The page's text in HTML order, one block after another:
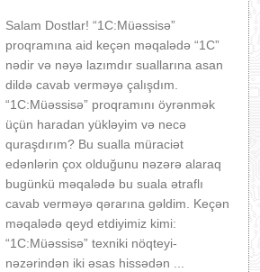
Salam Dostlar! “1C:Müəssisə”
proqramına aid keçən məqalədə “1C”
nədir və nəyə lazımdır suallarına asan
dildə cavab verməyə çalışdım.
“1C:Müəssisə” proqramını öyrənmək
üçün haradan yükləyim və necə
quraşdırım? Bu sualla müraciət
edənlərin çox olduğunu nəzərə alaraq
bugünkü məqalədə bu suala ətraflı
cavab verməyə qərarına gəldim. Keçən
məqalədə qeyd etdiyimiz kimi:
“1C:Müəssisə” texniki nöqteyi-
nəzərindən iki əsas hissədən ...